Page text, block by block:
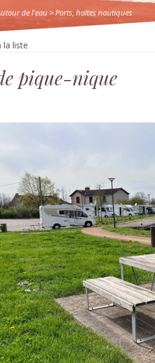
de l'eau >Ports, haltes nautiques
la liste
pique-nique